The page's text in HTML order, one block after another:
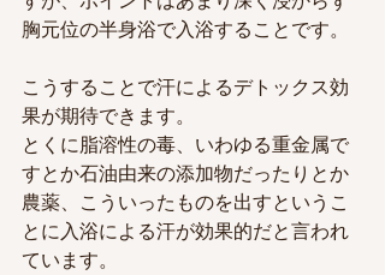
胸元位の半身浴で入浴することです。
こうすることで汗によるデトックス効
果が期待できます。
とくに脂溶性の毒、いわゆる重金属で
すとか石油由来の添加物だったりとか
農薬、こういったものを出すというこ
とに入浴による汗が効果的だと言われ
ています。